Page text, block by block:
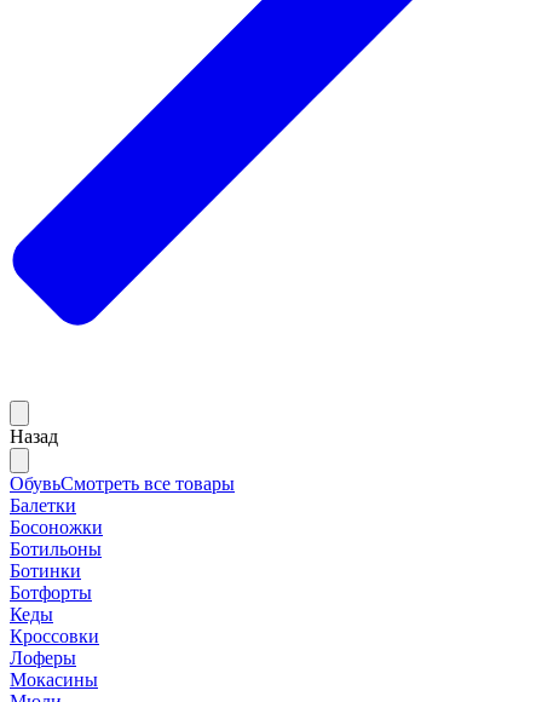
Назад
ОбувьСмотреть все товары
Балетки
Босоножки
Ботильоны
Ботинки
Ботфорты
Кеды
Кроссовки
Лоферы
Мокасины